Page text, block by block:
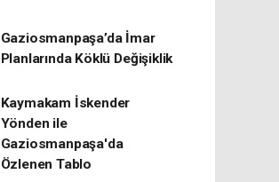
Gaziosmanpaşa’da İmar
Planlarında Köklü Değişiklik
Kaymakam İskender
Yönden ile
Gaziosmanpaşa'da
Özlenen Tablo